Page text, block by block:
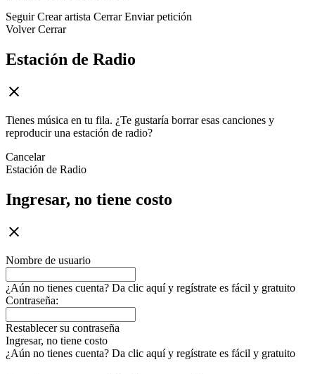
Seguir Crear artista Cerrar Enviar petición
Volver Cerrar
Estación de Radio
Tienes música en tu fila. ¿Te gustaría borrar esas canciones y
reproducir una estación de radio?
Cancelar
Estación de Radio
Ingresar, no tiene costo
Nombre de usuario
¿Aún no tienes cuenta? Da clic aquí y regístrate es fácil y gratuito
Contraseña:
Restablecer su contraseña
Ingresar, no tiene costo
¿Aún no tienes cuenta? Da clic aquí y regístrate es fácil y gratuito